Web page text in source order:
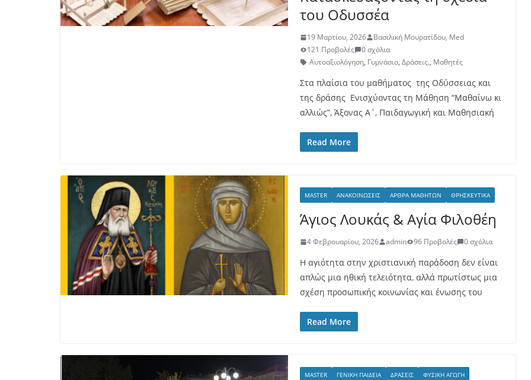
του Οδυσσέα
19 Μαρτίου, 2026
Βασιλική Μουρατίδου, Med
121 Προβολές
0 σχόλια
Αυτοαξιολόγηση, Γυμνάσιο, Δράσεις., Μαθητές
Στα πλαίσια του μαθήματος της Οδύσσειας και
της δράσης Ενισχύοντας τη Μάθηση “Μαθαίνω κι
αλλιώς”, Άξονας Α΄, Παιδαγωγική και Μαθησιακή
Read More
MASTER ΑΝΑΚΟΙΝΏΣΕΙΣ ΆΡΘΡΑ ΜΑΘΗΤΏΝ ΘΡΗΣΚΕΥΤΙΚΆ
Άγιος Λουκάς & Αγία Φιλοθέη
4 Φεβρουαρίου, 2026 admin 96 Προβολές 0 σχόλια
Η αγιότητα στην χριστιανική παράδοση δεν είναι
απλώς μια ηθική τελειότητα, αλλά πρωτίστως μια
σχέση προσωπικής κοινωνίας και ένωσης του
Read More
MASTER ΓΕΝΙΚΉ ΠΑΙΔΕΊΑ ΔΡΆΣΕΙΣ ΦΥΣΙΚΉ ΑΓΩΓΉ